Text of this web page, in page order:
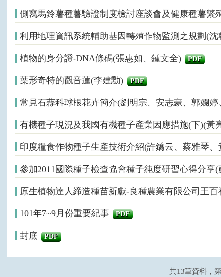
側寫馬鈴薯種薯驗證制度檢討座談會及健康種薯
利用地理資訊系統輔助基因轉殖作物監測之規劃(
植物的身分證-DNA條碼(張惠如、鍾文全) PDF
葉形奇特的觀音蓮(李建勳) PDF
常見石蒜科球根花卉簡介(劉明宗、安志豪、郭孄
有機種子現況及我國有機種子產業因應措施(下)(黃
印度糧食作物種子生產技術介紹(許鐈云、蔡雅琴
參加2011國際種子檢查協會種子純度研習心得分
原生植物達人締造種苗新獻-良種農業有限公司王
101年7~9月份重要紀事 PDF
封底 PDF
共13筆資料，